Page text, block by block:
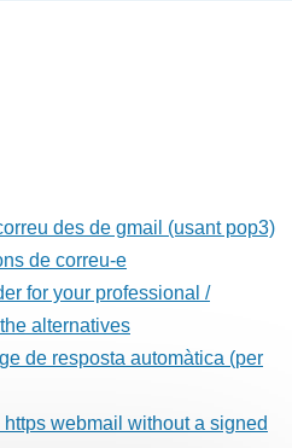
des de gmail (usant pop3)
de correu-e
for your professional /
alternatives
de resposta automàtica (per
webmail without a signed